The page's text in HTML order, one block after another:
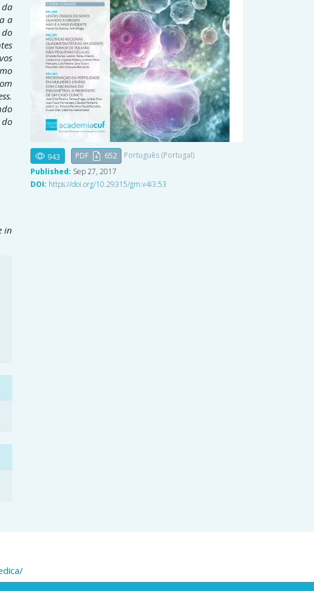
a
in
943 PDF 652
Português (Portugal)
Published: Sep 27, 2017
DOI: https://doi.org/10.29315/gm.v4i3.53